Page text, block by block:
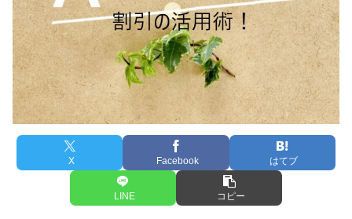
X Facebook はてブ
LINE コピー